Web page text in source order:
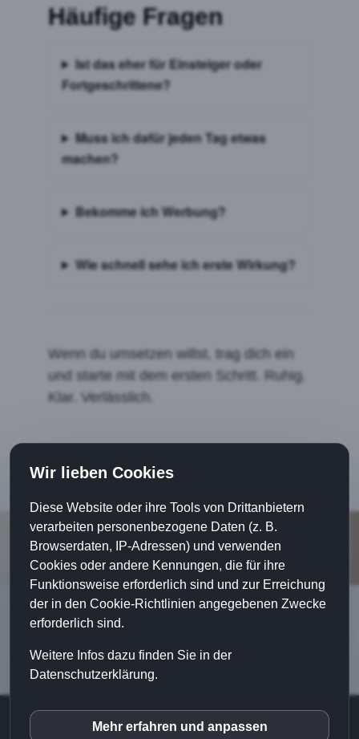
Häufige Fragen
Ist das eher für Einsteiger oder
Fortgeschrittene?
Muss ich dafür jeden Tag etwas
machen?
Bekomme ich Werbung?
Wie schnell sehe ich erste Wirkung?
Wenn du umsetzen willst, trag dich ein
und starte mit dem ersten Schritt. Ruhig.
Klar. Verlässlich.
Home|Impressum|Datenschutz
Wir lieben Cookies
Diese Website oder ihre Tools von Drittanbietern
verarbeiten personenbezogene Daten (z. B.
Browserdaten, IP-Adressen) und verwenden
Cookies oder andere Kennungen, die für ihre
Funktionsweise erforderlich sind und zur Erreichung
der in den Cookie-Richtlinien angegebenen Zwecke
erforderlich sind.
Weitere Infos dazu finden Sie in der
Datenschutzerklärung.
inCMS
Mehr erfahren und anpassen